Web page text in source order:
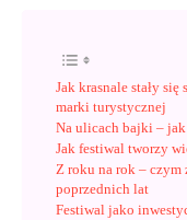
Jak krasnale stały
marki turystycznej
Na ulicach bajki –
Jak festiwal tworzy
Z roku na rok – czym
poprzednich lat
Festiwal jako